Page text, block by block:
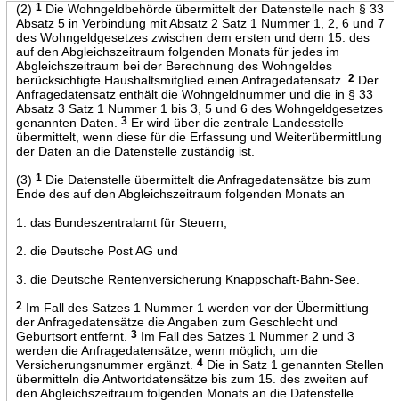
(2) 1Die Wohngeldbehörde übermittelt der Datenstelle nach § 33
Absatz 5 in Verbindung mit Absatz 2 Satz 1 Nummer 1, 2, 6 und 7
des Wohngeldgesetzes zwischen dem ersten und dem 15. des
auf den Abgleichszeitraum folgenden Monats für jedes im
Abgleichszeitraum bei der Berechnung des Wohngeldes
berücksichtigte Haushaltsmitglied einen Anfragedatensatz.
2Der
Anfragedatensatz enthält die Wohngeldnummer und die in § 33
Absatz 3 Satz 1 Nummer 1 bis 3, 5 und 6 des Wohngeldgesetzes
genannten Daten.
3Er wird über die zentrale Landesstelle
übermittelt, wenn diese für die Erfassung und Weiterübermittlung
der Daten an die Datenstelle zuständig ist.
(3) 1Die Datenstelle übermittelt die Anfragedatensätze bis zum
Ende des auf den Abgleichszeitraum folgenden Monats an
1. das Bundeszentralamt für Steuern,
2. die Deutsche Post AG und
3. die Deutsche Rentenversicherung Knappschaft-Bahn-See.
2Im Fall des Satzes 1 Nummer 1 werden vor der Übermittlung
der Anfragedatensätze die Angaben zum Geschlecht und
Geburtsort entfernt.
3Im Fall des Satzes 1 Nummer 2 und 3
werden die Anfragedatensätze, wenn möglich, um die
Versicherungsnummer ergänzt.
4Die in Satz 1 genannten Stellen
übermitteln die Antwortdatensätze bis zum 15. des zweiten auf
den Abgleichszeitraum folgenden Monats an die Datenstelle.